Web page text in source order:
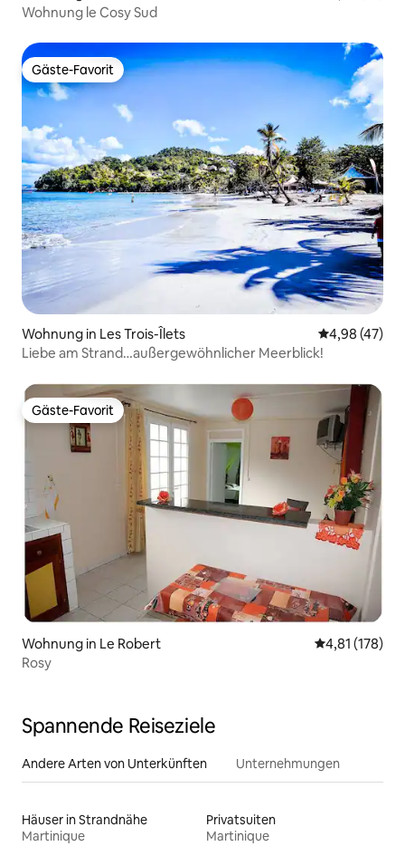
Wohnung le Cosy Sud
Gäste-Favorit
Gäste-Favorit
Wohnung in Les Trois-Îlets
4,98 (47)
Liebe am Strand…außergewöhnlicher Meerblick!
Gäste-Favorit
Gäste-Favorit
Wohnung in Le Robert
4,81 (178)
Rosy
Spannende Reiseziele
Andere Arten von Unterkünften Unternehmungen
Häuser in Strandnähe
Martinique
Privatsuiten
Martinique